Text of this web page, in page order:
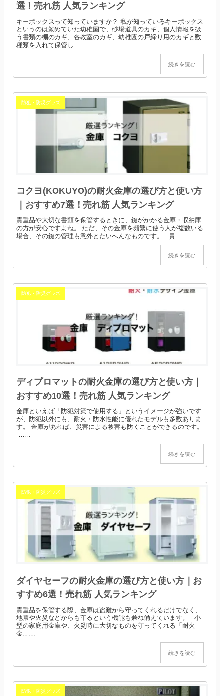
選！売れ筋 人気ランキング
キーボックスって知っていますか？ 私が知っているキーボックス
というのは勤めていた幼稚園で、砂場道具のカギ、個人情報を扱
う書類の棚のカギ、各教室のカギ、幼稚園の戸締り用のカギと数
種類を入れて保管し……
続きを読む
防犯・防災グッズ
コクヨ(KOKUYO)の耐火金庫の選び方と使い方
｜おすすめ7選！売れ筋 人気ランキング
貴重品や大切な書類を保管するときに、鍵がかかる金庫・収納庫
の方が安心ですよね。 ただ、その金庫を頻繁に使う人が複数いる
場合、その鍵の管理も意外とたいへんなものです。 貴……
続きを読む
防犯・防災グッズ
ディプロマットの耐火金庫の選び方と使い方｜
おすすめ10選！売れ筋 人気ランキング
金庫といえば「防犯対策で使用する」というイメージが強いです
が、防犯以外にも、耐火・防水性能に優れたモデルも多数ありま
す。 金庫があれば、災害による被害も防ぐことができるのです。
……
続きを読む
防犯・防災グッズ
ダイヤセーフの耐火金庫の選び方と使い方｜お
すすめ6選！売れ筋 人気ランキング
貴重品を保管する際、金庫は盗難から守ってくれるだけでなく、
地震や火災などからも守るという機能も兼ね備えています。 小
型の家庭用金庫や、火災時に大切なものを守ってくれる「耐火
金……
続きを読む
防犯・防災グッズ